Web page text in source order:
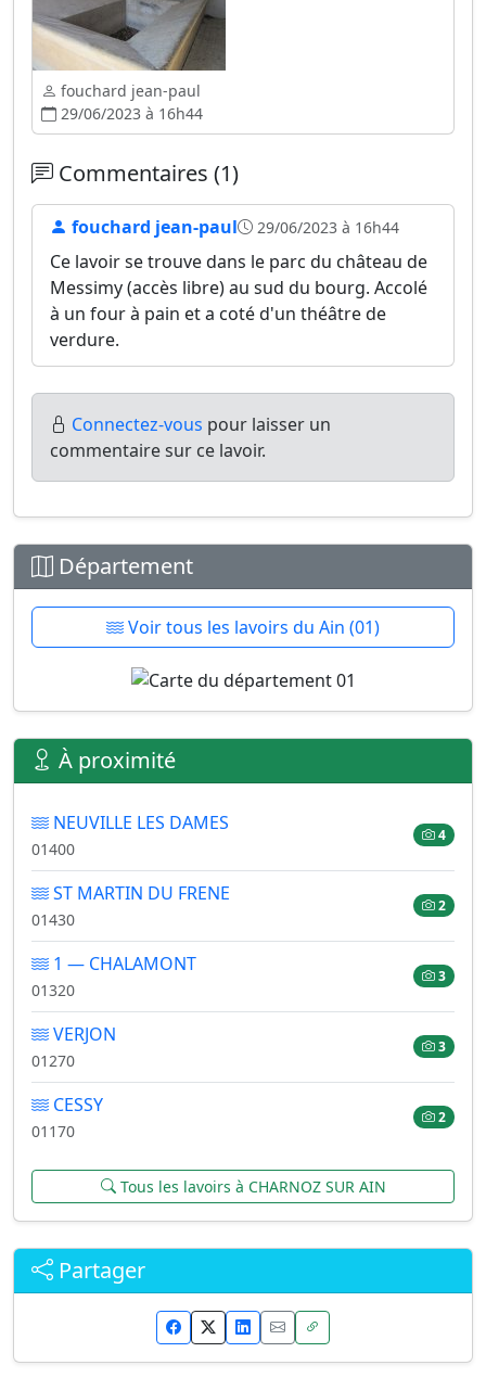
fouchard jean-paul
29/06/2023 à 16h44
Commentaires (1)
fouchard jean-paul 29/06/2023 à 16h44
Ce lavoir se trouve dans le parc du château de
Messimy (accès libre) au sud du bourg. Accolé
à un four à pain et a coté d'un théâtre de
verdure.
Connectez-vous pour laisser un
commentaire sur ce lavoir.
Département
Voir tous les lavoirs du Ain (01)
À proximité
NEUVILLE LES DAMES
01400
4
ST MARTIN DU FRENE
01430
2
1 — CHALAMONT
01320
3
VERJON
01270
3
CESSY
01170
2
Tous les lavoirs à CHARNOZ SUR AIN
Partager